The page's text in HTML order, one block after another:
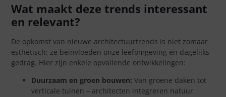
Wat maakt deze trends interessant
en relevant?
De opkomst van nieuwe architectuurtrends is niet zomaar
esthetisch; ze beïnvloeden onze leefomgeving en dagelijks
gedrag. Hier zijn enkele opvallende ontwikkelingen:
Duurzaam en groen bouwen: Van groene daken tot
verticale tuinen – architecten integreren natuur